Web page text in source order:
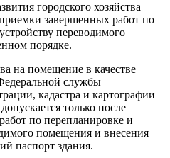
городского хозяйства
завершенных работ по
переводимого
порядке.
на помещение в качестве
службы
кадастра и картографии
только после
по перепланировке и
помещения и внесения
паспорт здания.